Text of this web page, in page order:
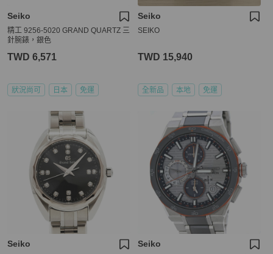
Seiko
精工 9256-5020 GRAND QUARTZ 三
針腕錶，銀色
TWD 6,571
狀況尚可 日本 免運
Seiko
SEIKO
TWD 15,940
全新品 本地 免運
Seiko Seiko